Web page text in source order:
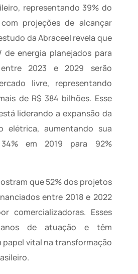
representando 39% do
projeções de alcançar
da Abraceel revela que
de energia planejados para
2023 e 2029 serão
livre, representando
de R$ 384 bilhões. Esse
liderando a expansão da
elétrica, aumentando sua
em 2019 para 92%
que 52% dos projetos
entre 2018 e 2022
comercializadoras. Esses
de atuação e têm
papel vital na transformação